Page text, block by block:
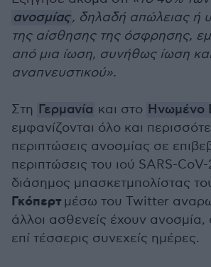
ανοσμίας, δηλαδή απώλειας ή
της αίσθησης της όσφρησης,
από μια ίωση, συνήθως ίωση
αναπνευστικού».
Στη Γερμανία και στο Ηνωμένο
εμφανίζονται όλο και
περιπτώσεις ανοσμίας σε
περιπτώσεις του ιού SARS-
διάσημος μπασκετμπολίστας
Γκόπερτ μέσω του Twitter
άλλοι ασθενείς έχουν ανοσμία,
επί τέσσερις συνεχείς ημέρες.